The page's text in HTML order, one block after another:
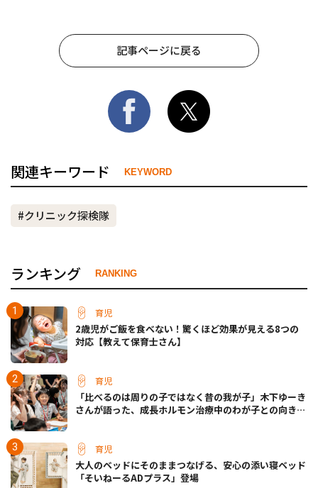
記事ページに戻る
関連キーワード KEYWORD
#クリニック探検隊
ランキング RANKING
育児
2歳児がご飯を食べない！驚くほど効果が見える8つの
対応【教えて保育士さん】
育児
「比べるのは周りの子ではなく昔の我が子」木下ゆーき
さんが語った、成長ホルモン治療中のわが子との向き合
育児
大人のベッドにそのままつなげる、安心の添い寝ベッド
「そいねーるADプラス」登場